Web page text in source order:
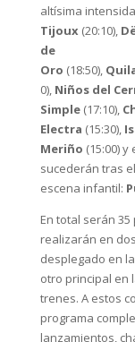
altísima
Tijoux (20:10),
de
Oro (18:50),
0), Niños del
Simple (17:10),
Electra (15:30),
Meriño (15:00)
sucederán tras
escena infantil:
En total serán
realizarán en
desplegado en
otro principal en
trenes. A estos
programa
lanzamientos,